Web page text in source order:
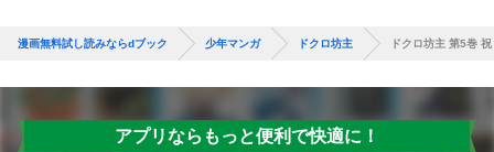
漫画無料試し読みならdブック 少年マンガ ドクロ坊主 ドクロ坊主 第5巻
アプリならもっと便利で快適に！